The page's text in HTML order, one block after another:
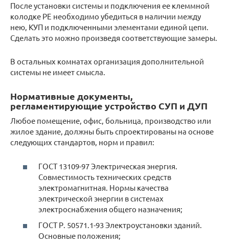
После установки системы и подключения ее клеммной
колодке PE необходимо убедиться в наличии между
нею, КУП и подключенными элементами единой цепи.
Сделать это можно произведя соответствующие замеры.
В остальных комнатах организация дополнительной
системы не имеет смысла.
Нормативные документы,
регламентирующие устройство СУП и ДУП
Любое помещение, офис, больница, производство или
жилое здание, должны быть спроектированы на основе
следующих стандартов, норм и правил:
ГОСТ 13109-97 Электрическая энергия.
Совместимость технических средств
электромагнитная. Нормы качества
электрической энергии в системах
электроснабжения общего назначения;
ГОСТ Р. 50571.1-93 Электроустановки зданий.
Основные положения;